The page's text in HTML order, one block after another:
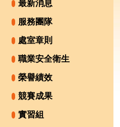
最新消息
服務團隊
處室章則
職業安全衛生
榮譽績效
競賽成果
實習組